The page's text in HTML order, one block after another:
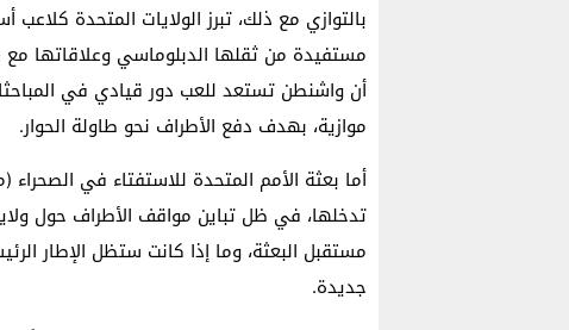
بالتوازي مع ذلك، تبرز الولايات المتحدة
مستفيدة من ثقلها الدبلوماسي وعلاقاتها
أن واشنطن تستعد للعب دور قيادي في
موازية، بهدف دفع الأطراف نحو طاولة الحوار.
أما بعثة الأمم المتحدة للاستفتاء في
تدخلها، في ظل تباين مواقف الأطراف حول
مستقبل البعثة، وما إذا كانت ستظل الإطار
جديدة.